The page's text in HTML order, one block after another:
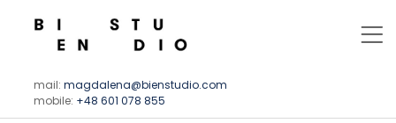
mail: magdalena@bienstudio.com
mobile: +48 601 078 855